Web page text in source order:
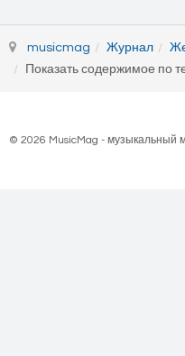
musicmag Журнал
Показать содержимое по
© 2026 MusicMag - музыкальный